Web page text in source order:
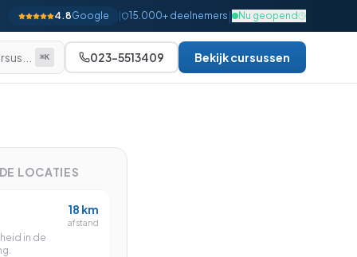
4.8Google 15.000+ deelnemers | Nu geopend
Gevorderd
⌘K 023-5513409 Bekijk cursussen
LOCATIES
in de
18 km
afstand